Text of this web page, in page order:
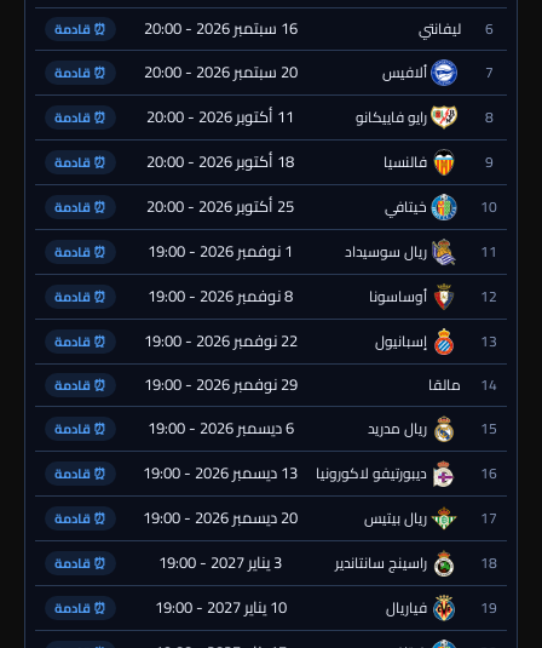
6 ليفانتي 16 سبتمبر 2026 - 20:00 ⏰ قادمة
7 ألافيس 20 سبتمبر 2026 - 20:00 ⏰ قادمة
8 رايو فاييكانو 11 أكتوبر 2026 - 20:00 ⏰ قادمة
9 فالنسيا 18 أكتوبر 2026 - 20:00 ⏰ قادمة
10 خيتافي 25 أكتوبر 2026 - 20:00 ⏰ قادمة
11 ريال سوسيداد 1 نوفمبر 2026 - 19:00 ⏰ قادمة
12 أوساسونا 8 نوفمبر 2026 - 19:00 ⏰ قادمة
13 إسبانيول 22 نوفمبر 2026 - 19:00 ⏰ قادمة
14 مالقا 29 نوفمبر 2026 - 19:00 ⏰ قادمة
15 ريال مدريد 6 ديسمبر 2026 - 19:00 ⏰ قادمة
16 ديبورتيفو لاكورونيا 13 ديسمبر 2026 - 19:00 ⏰ قادمة
17 ريال بيتيس 20 ديسمبر 2026 - 19:00 ⏰ قادمة
18 راسينج سانتاندير 3 يناير 2027 - 19:00 ⏰ قادمة
19 فياريال 10 يناير 2027 - 19:00 ⏰ قادمة